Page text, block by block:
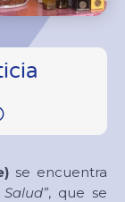
se encuentra
, que se